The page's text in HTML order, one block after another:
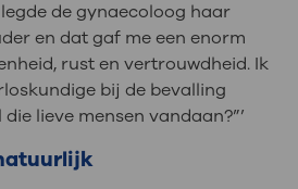
legde de gynaecoloog haar
en dat gaf me een enorm
rust en vertrouwdheid. Ik
bij de bevalling
lieve mensen vandaan?”’